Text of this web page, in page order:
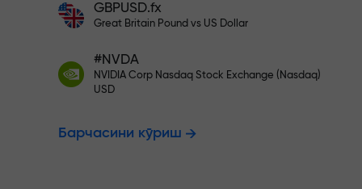
фойдангиз
X1000 гача
GBPUSD.fx
Great Britain Pound vs US Dollar
#NVDA
NVIDIA Corp Nasdaq Stock Exchange (Nasdaq)
USD
Барчасини кўриш